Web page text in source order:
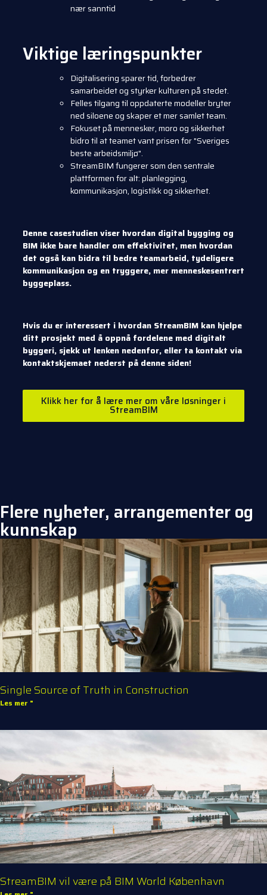
nær sanntid
Viktige læringspunkter
Digitalisering sparer tid, forbedrer
samarbeidet og styrker kulturen på stedet.
Felles tilgang til oppdaterte modeller bryter
ned siloene og skaper et mer samlet team.
Fokuset på mennesker, moro og sikkerhet
bidro til at teamet vant prisen for "Sveriges
beste arbeidsmiljø".
StreamBIM fungerer som den sentrale
plattformen for alt: planlegging,
kommunikasjon, logistikk og sikkerhet.
Denne casestudien viser hvordan digital bygging og
BIM ikke bare handler om effektivitet, men hvordan
det også kan bidra til bedre teamarbeid, tydeligere
kommunikasjon og en tryggere, mer menneskesentrert
byggeplass.
Hvis du er interessert i hvordan StreamBIM kan hjelpe
ditt prosjekt med å oppnå fordelene med digitalt
byggeri, sjekk ut lenken nedenfor, eller ta kontakt via
kontaktskjemaet nederst på denne siden!
Klikk her for å lære mer om våre løsninger i
StreamBIM
Flere nyheter, arrangementer og
kunnskap
Single Source of Truth in Construction
Les mer "
StreamBIM vil være på BIM World København